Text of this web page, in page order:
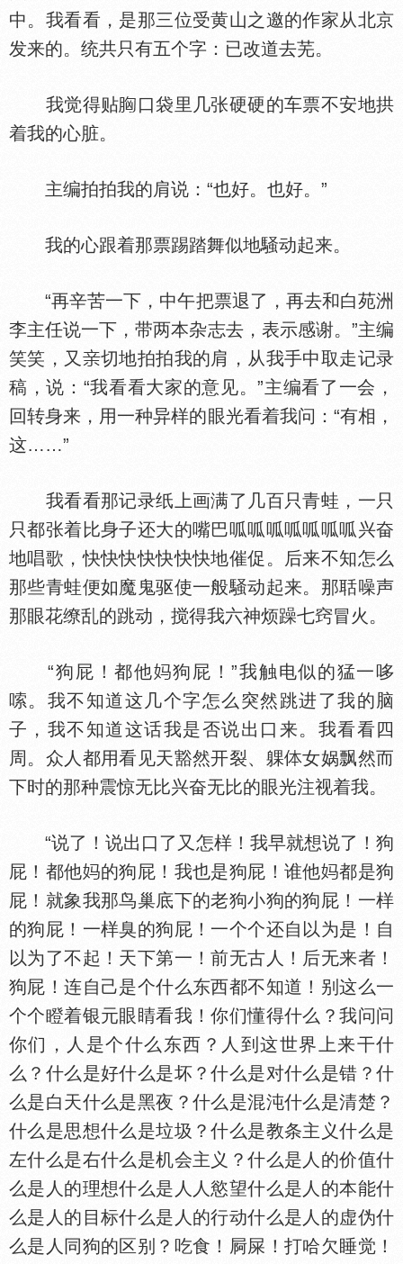
中。我看看，是那三位受黄山之邀的作家从北京
发来的。统共只有五个字：已改道去芜。
我觉得贴
口袋里几张硬硬的车票不安地拱
着我的心脏。
主编拍拍我的肩说：“也好。也好。”
我的心跟着那票踢踏舞似地騒动起来。
“再辛苦一下，中午把票退了，再去和白苑洲
李主任说一下，带两本杂志去，表示感谢。”主编
笑笑，又
切地拍拍我的肩，从我手中取走记录
稿，说：“我看看大家的意见。”主编看了一会，
回转身来，用一种异样的眼光看着我问：“有相，
这……”
我看看那记录纸上画满了几百只青蛙，一只
只都张着比身子还大的嘴巴呱呱呱呱呱呱呱兴奋
地唱歌，快快快快快快快地催促。后来不知怎么
那些青蛙便如魔鬼驱使一般騒动起来。那聒噪声
那眼花缭乱的跳动，搅得我六神烦躁七窍冒火。
“狗屁！都他
狗屁！”我触电似的猛一哆
嗦。我不知道这几个字怎么突然跳进了我的脑
子，我不知道这话我是否说出口来。我看看四
周。众人都用看见天豁然开裂、躶
女娲飘然而
下时的那种震惊无比兴奋无比的眼光注视着我。
“说了！说出口了又怎样！我早就想说了！狗
屁！都他
的狗屁！我也是狗屁！谁他
都是狗
屁！就象我那鸟巢底下的老狗小狗的狗屁！一样
的狗屁！一样臭的狗屁！一个个还自以为是！自
以为了不起！天下第一！前无古人！后无来者！
狗屁！连自己是个什么东西都不知道！别这么一
个个瞪着银元眼睛看我！你们懂得什么？我问问
你们，人是个什么东西？人到这世界上来干什
么？什么是好什么是坏？什么是对什么是错？什
么是白天什么是黑夜？什么是混沌什么是清楚？
什么是思想什么是垃圾？什么是教条主义什么是
左什么是右什么是机会主义？什么是人的价值什
么是人的理想什么是人人慾望什么是人的本能什
么是人的目标什么是人的行动什么是人的虚伪什
么是人同狗的区别？吃食！屙屎！打哈欠睡觉！